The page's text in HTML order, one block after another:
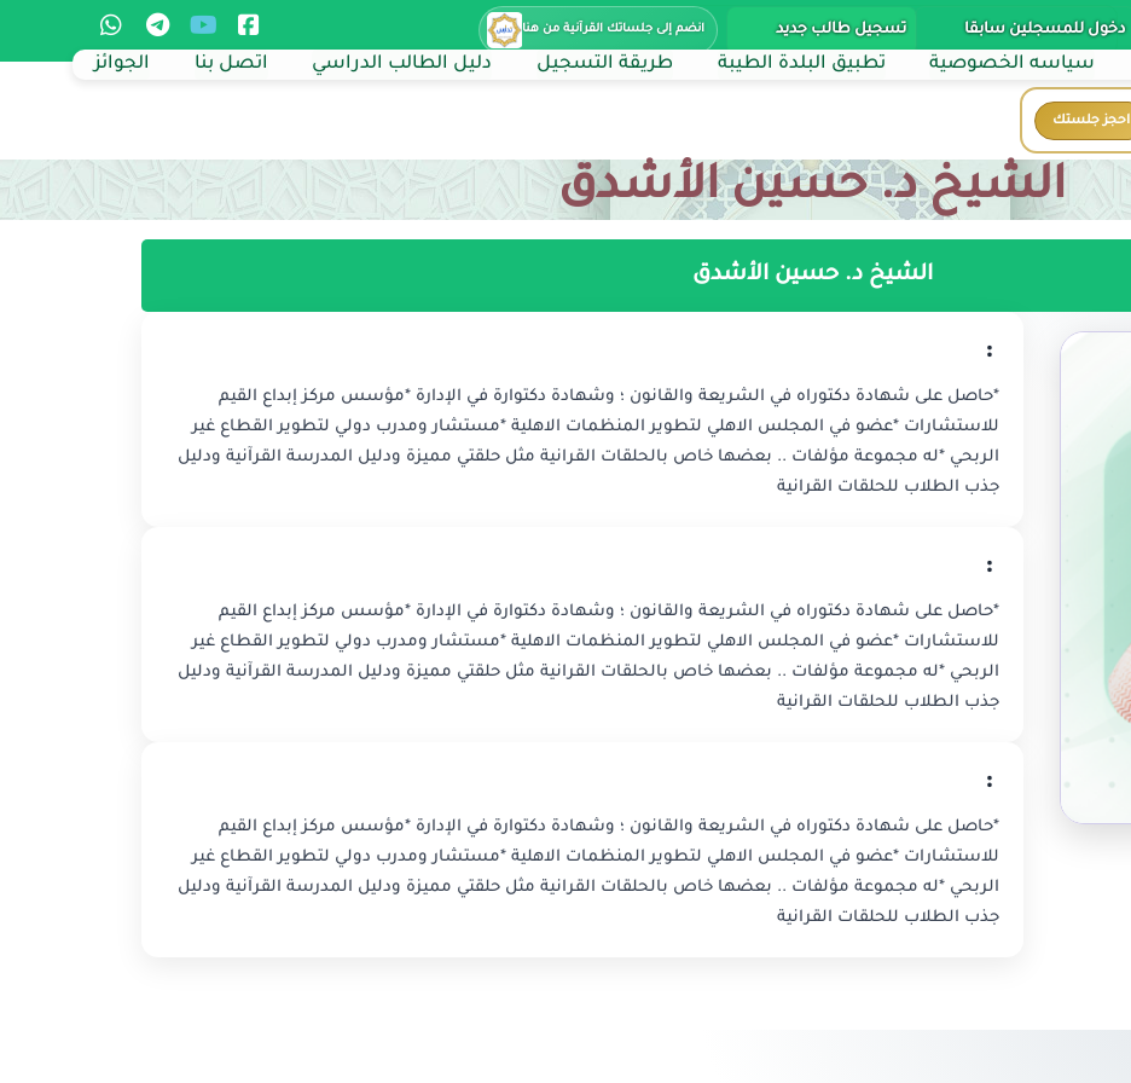
دخول للمسجلين سابقا تسجيل طالب جديد انضم إلى جلساتك القرآنية من هنا
سياسه الخصوصية تطبيق البلدة الطيبة طريقة التسجيل دليل الطالب الدراسي اتصل بنا الجوائز
احجز جلستك
الشيخ د. حسين الأشدق
الشيخ د. حسين الأشدق
:
*حاصل على شهادة دكتوراه في الشريعة والقانون ؛ وشهادة دكتوارة في الإدارة *مؤسس مركز إبداع القيم
للاستشارات *عضو في المجلس الاهلي لتطوير المنظمات الاهلية *مستشار ومدرب دولي لتطوير القطاع غير
الربحي *له مجموعة مؤلفات .. بعضها خاص بالحلقات القرانية مثل حلقتي مميزة ودليل المدرسة القرآنية ودليل
جذب الطلاب للحلقات القرانية
:
*حاصل على شهادة دكتوراه في الشريعة والقانون ؛ وشهادة دكتوارة في الإدارة *مؤسس مركز إبداع القيم
للاستشارات *عضو في المجلس الاهلي لتطوير المنظمات الاهلية *مستشار ومدرب دولي لتطوير القطاع غير
الربحي *له مجموعة مؤلفات .. بعضها خاص بالحلقات القرانية مثل حلقتي مميزة ودليل المدرسة القرآنية ودليل
جذب الطلاب للحلقات القرانية
:
*حاصل على شهادة دكتوراه في الشريعة والقانون ؛ وشهادة دكتوارة في الإدارة *مؤسس مركز إبداع القيم
للاستشارات *عضو في المجلس الاهلي لتطوير المنظمات الاهلية *مستشار ومدرب دولي لتطوير القطاع غير
الربحي *له مجموعة مؤلفات .. بعضها خاص بالحلقات القرانية مثل حلقتي مميزة ودليل المدرسة القرآنية ودليل
جذب الطلاب للحلقات القرانية